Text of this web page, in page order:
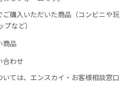
ご購入いただいた商品（コンビニや玩
など）
商品
合わせ
いては、エンスカイ・お客様相談窓口